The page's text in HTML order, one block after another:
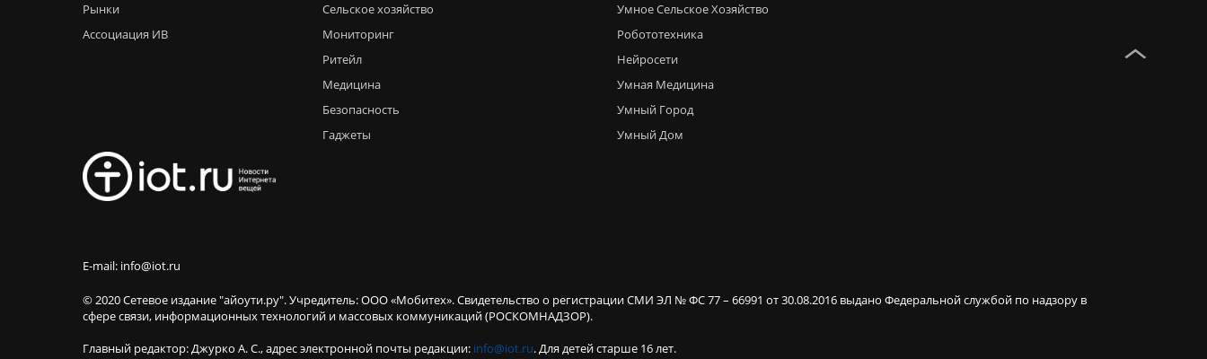
Рынки
Ассоциация ИВ
Сельское хозяйство
Мониторинг
Ритейл
Медицина
Безопасность
Гаджеты
Умное Сельское Хозяйство
Робототехника
Нейросети
Умная Медицина
Умный Город
Умный Дом
E-mail: info@iot.ru
© 2020 Сетевое издание "айоути.ру". Учредитель: ООО «Мобитех». Свидетельство о регистрации СМИ ЭЛ № ФС 77 – 66991 от 30.08.2016 выдано Федеральной службой по надзору в
сфере связи, информационных технологий и массовых коммуникаций (РОСКОМНАДЗОР).
Главный редактор: Джурко А. С., адрес электронной почты редакции: info@iot.ru. Для детей старше 16 лет.